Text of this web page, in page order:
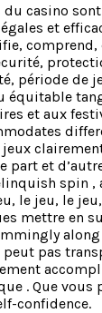
casino
et
période de
équitable
et aux
part et
spin ,
le jeu, le
mettre en
pas
. Que
confidence.